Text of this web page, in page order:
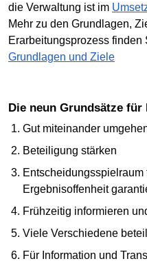
die Verwaltung ist im
Mehr zu den Grundlagen,
Erarbeitungsprozess finden
Grundlagen und Ziele
Die neun Grundsätze
Gut miteinander
Beteiligung stärken
Entscheidungsspielraum
Ergebnisoffenheit
Frühzeitig informieren
Viele Verschiedene
Für Information und